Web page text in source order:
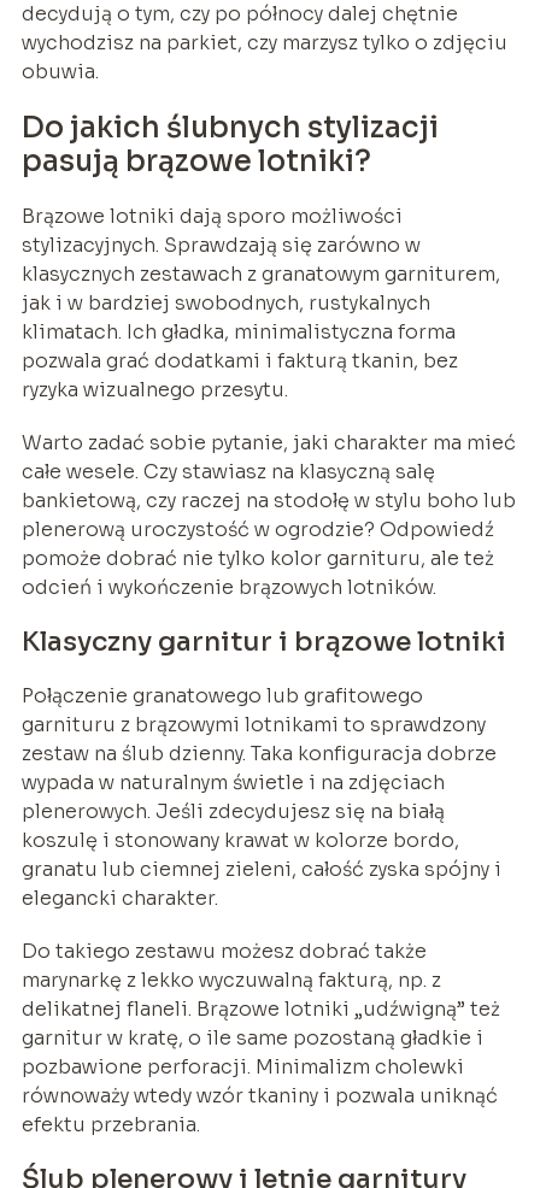
decydują o tym, czy po północy dalej chętnie
wychodzisz na parkiet, czy marzysz tylko o zdjęciu
obuwia.
Do jakich ślubnych stylizacji
pasują brązowe lotniki?
Brązowe lotniki dają sporo możliwości
stylizacyjnych. Sprawdzają się zarówno w
klasycznych zestawach z granatowym garniturem,
jak i w bardziej swobodnych, rustykalnych
klimatach. Ich gładka, minimalistyczna forma
pozwala grać dodatkami i fakturą tkanin, bez
ryzyka wizualnego przesytu.
Warto zadać sobie pytanie, jaki charakter ma mieć
całe wesele. Czy stawiasz na klasyczną salę
bankietową, czy raczej na stodołę w stylu boho lub
plenerową uroczystość w ogrodzie? Odpowiedź
pomoże dobrać nie tylko kolor garnituru, ale też
odcień i wykończenie brązowych lotników.
Klasyczny garnitur i brązowe lotniki
Połączenie granatowego lub grafitowego
garnituru z brązowymi lotnikami to sprawdzony
zestaw na ślub dzienny. Taka konfiguracja dobrze
wypada w naturalnym świetle i na zdjęciach
plenerowych. Jeśli zdecydujesz się na białą
koszulę i stonowany krawat w kolorze bordo,
granatu lub ciemnej zieleni, całość zyska spójny i
elegancki charakter.
Do takiego zestawu możesz dobrać także
marynarkę z lekko wyczuwalną fakturą, np. z
delikatnej flaneli. Brązowe lotniki „udźwigną” też
garnitur w kratę, o ile same pozostaną gładkie i
pozbawione perforacji. Minimalizm cholewki
równoważy wtedy wzór tkaniny i pozwala uniknąć
efektu przebrania.
Ślub plenerowy i letnie garnitury